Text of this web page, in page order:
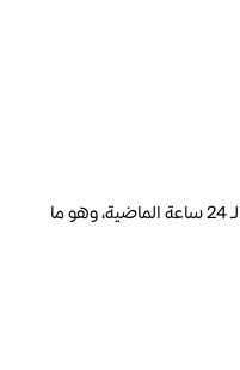
السعر الحالي لـ AirSwap هو HNT 0.02288 لكل AST. مع عرض متداول يبلغ 174.5M AST، فإن هذا يعني أن قيمة AirSwap السوقية تبلغ 730.5k. انخفض حجم تداول AirSwap بمقدار USD 857.4 خلال الـ 24 ساعة الماضية، وهو ما